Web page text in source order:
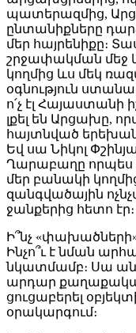
պատերազմից,
ընտանիքները
մեր հայրենիքը։
շրջափակման մեջ
կողմից ևս մեկ
օգնություն
ո՛չ էլ Հայաստանի
լքել են Արցախը,
հայտնված
Եվ սա Նիկոլ
Ղարաբաղը որպես
մեր բանակի
զանգվածային
ջանքերից հետո էր։
Ի՞նչ
Ինչո՞ւ է նման
նկատմամբ։ Սա
արդար
ցուցաբերել
օրակարգում։